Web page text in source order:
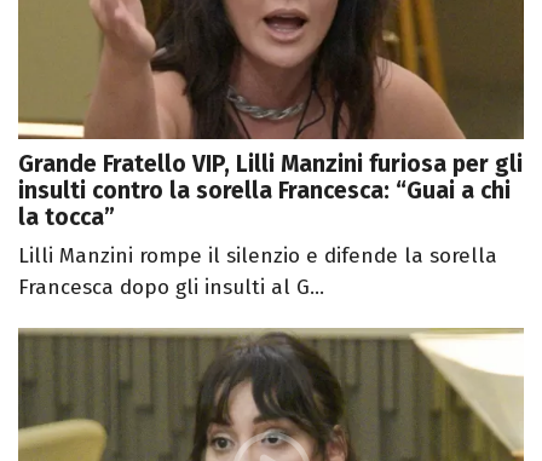
Grande Fratello VIP, Lilli Manzini furiosa per gli
insulti contro la sorella Francesca: “Guai a chi
la tocca”
Lilli Manzini rompe il silenzio e difende la sorella
Francesca dopo gli insulti al G...